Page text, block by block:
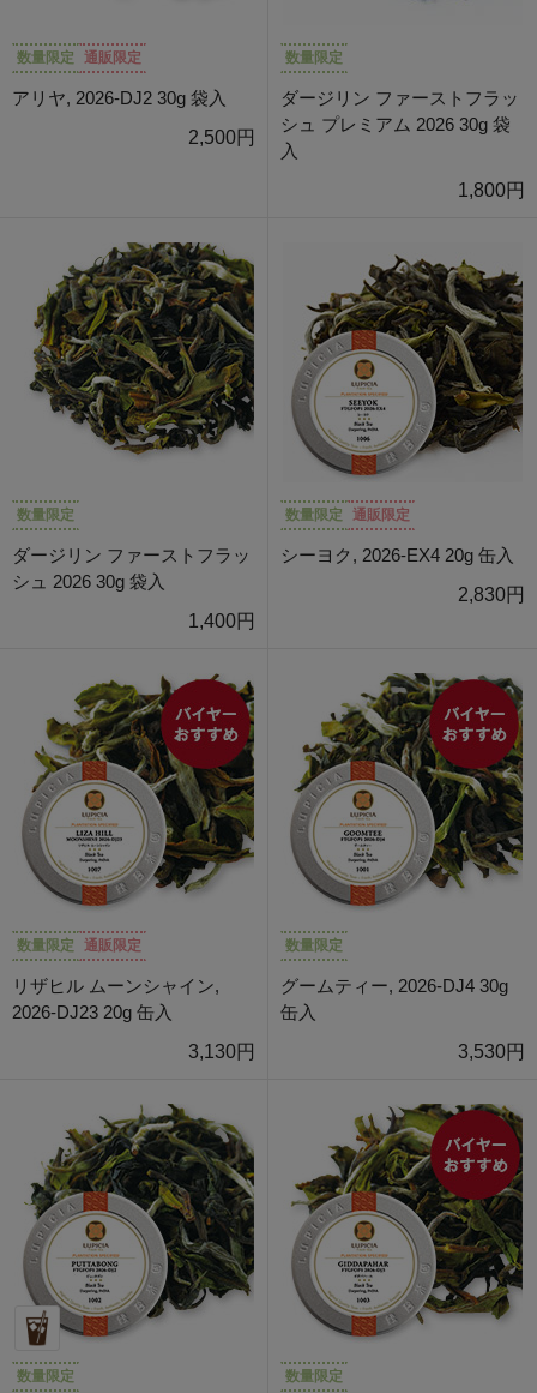
数量限定 通販限定
アリヤ, 2026-DJ2 30g 袋入
2,500円
数量限定
ダージリン ファーストフラッ
シュ プレミアム 2026 30g 袋
入
1,800円
数量限定
ダージリン ファーストフラッ
シュ 2026 30g 袋入
1,400円
数量限定 通販限定
シーヨク, 2026-EX4 20g 缶入
2,830円
数量限定 通販限定
リザヒル ムーンシャイン,
2026-DJ23 20g 缶入
3,130円
数量限定
グームティー, 2026-DJ4 30g
缶入
3,530円
数量限定 数量限定